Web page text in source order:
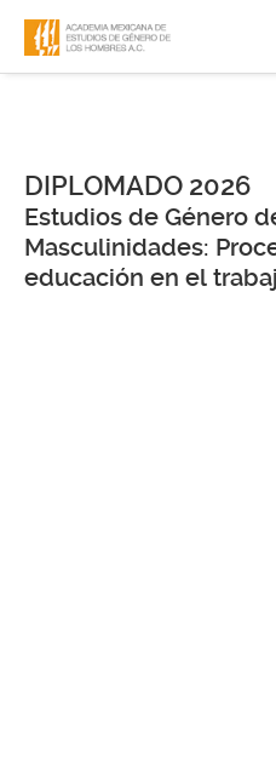
DIPLOMADO 2026
Estudios de Género
Masculinidades:
educación en el